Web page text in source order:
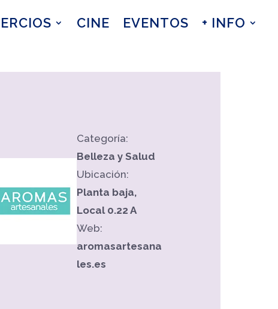
CINE EVENTOS + INFO
Categoría:
Belleza y Salud
Ubicación:
Planta baja,
Local 0.22 A
Web:
aromasartesana
les.es